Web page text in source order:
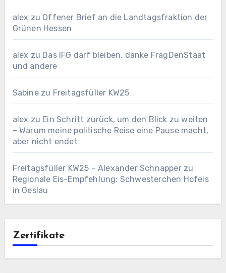
alex zu Offener Brief an die Landtagsfraktion der
Grünen Hessen
alex zu Das IFG darf bleiben, danke FragDenStaat
und andere
Sabinezu Freitagsfüller KW25
alex zu Ein Schritt zurück, um den Blick zu weiten
– Warum meine politische Reise eine Pause macht,
aber nicht endet
Freitagsfüller KW25 – Alexander Schnapperzu
Regionale Eis-Empfehlung: Schwesterchen Hofeis
in Geslau
Zertifikate